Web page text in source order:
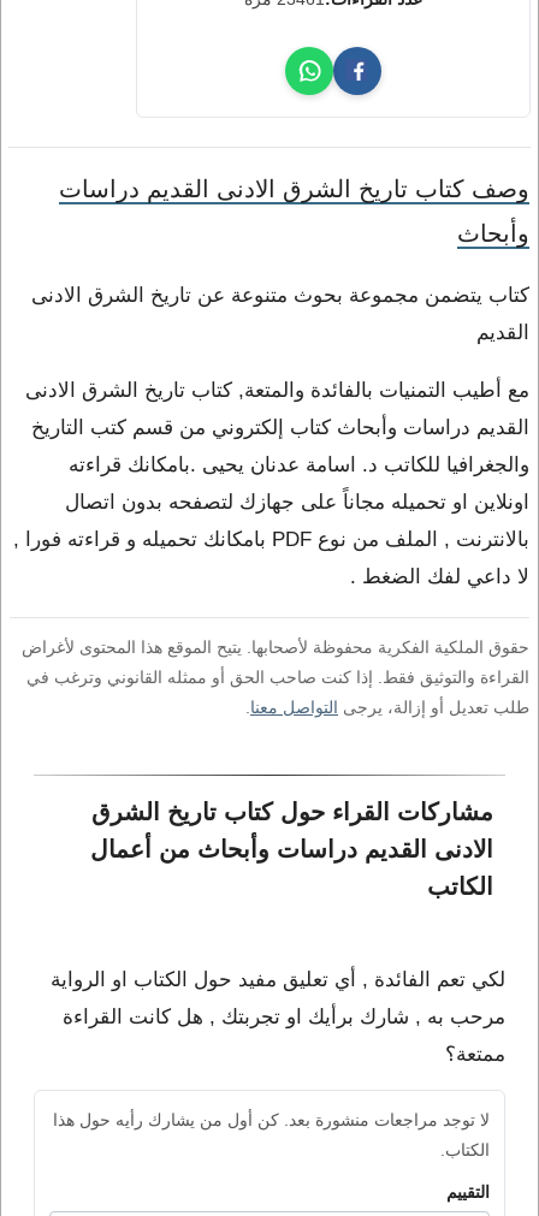
وصف كتاب تاريخ الشرق الادنى القديم دراسات
وأبحاث
كتاب يتضمن مجموعة بحوث متنوعة عن تاريخ الشرق الادنى
القديم
مع أطيب التمنيات بالفائدة والمتعة, كتاب تاريخ الشرق الادنى
القديم دراسات وأبحاث كتاب إلكتروني من قسم كتب التاريخ
والجغرافيا للكاتب د. اسامة عدنان يحيى .بامكانك قراءته
اونلاين او تحميله مجاناً على جهازك لتصفحه بدون اتصال
بالانترنت , الملف من نوع PDF بامكانك تحميله و قراءته فورا ,
لا داعي لفك الضغط .
حقوق الملكية الفكرية محفوظة لأصحابها. يتيح الموقع هذا المحتوى لأغراض
القراءة والتوثيق فقط. إذا كنت صاحب الحق أو ممثله القانوني وترغب في
طلب تعديل أو إزالة، يرجى التواصل معنا
مشاركات القراء حول كتاب تاريخ الشرق
الادنى القديم دراسات وأبحاث من أعمال
الكاتب
لكي تعم الفائدة , أي تعليق مفيد حول الكتاب او الرواية
مرحب به , شارك برأيك او تجربتك , هل كانت القراءة
ممتعة؟
لا توجد مراجعات منشورة بعد. كن أول من يشارك رأيه حول هذا
الكتاب.
التقييم